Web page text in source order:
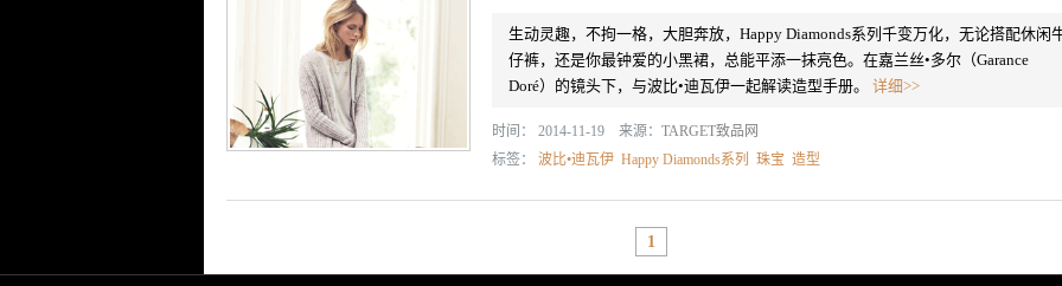
生动灵趣，不拘一格，大胆奔放，Happy Diamonds系列千变万化，无论搭配休闲
仔裤，还是你最钟爱的小黑裙，总能平添一抹亮色。在嘉兰丝•多尔（Garance
Doré）的镜头下，与波比•迪瓦伊一起解读造型手册。 详细>>
时间： 2014-11-19 来源： TARGET致品网
标签： 波比•迪瓦伊 Happy Diamonds系列 珠宝 造型
1